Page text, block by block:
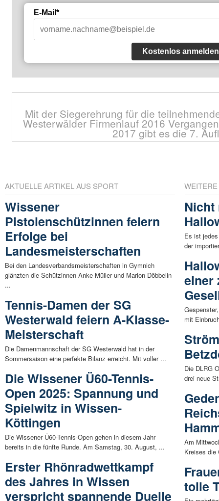
E-Mail*
Kostenlos anmelden
Mit der Siegerehrung für die
Westerwälder Firmenlauf 2016
2017 gibt es die 7.
AKTUELLE ARTIKEL AUS SPORT
Wissener
Pistolenschützinnen feiern
Erfolge bei
Landesmeisterschaften
Bei den Landesverbandsmeisterschaften in Gymnich
glänzten die Schützinnen Anke Müller und Marion Döbbelin
...
Tennis-Damen der SG
Westerwald feiern A-Klasse-
Meisterschaft
Die Damenmannschaft der SG Westerwald hat in der
Sommersaison eine perfekte Bilanz erreicht. Mit voller ...
Die Wissener Ü60-Tennis-
Open 2025: Spannung und
Spielwitz in Wissen-
Köttingen
Die Wissener Ü60-Tennis-Open gehen in diesem Jahr
bereits in die fünfte Runde. Am Samstag, 30. August, ...
Erster Rhönradwettkampf
des Jahres in Wissen
verspricht spannende Duelle
Nicht
Es ist
der
einer
mit
Die DLRG
drei neue
Am
Kreises die
tolle